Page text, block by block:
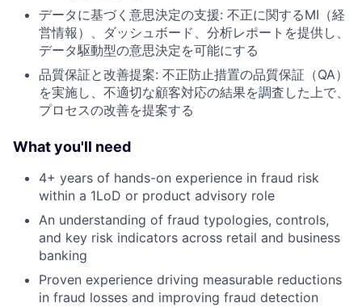
データに基づく意思決定の支援: 不正に関するMI（経
営情報）、ダッシュボード、分析レポートを提供し、
データ駆動型の意思決定を可能にする
品質保証と改善提案: 不正防止措置の品質保証（QA）
を実施し、不適切な顧客対応の結果を調査した上で、
プロセスの改善を提案する
What you'll need
4+ years of hands-on experience in fraud risk
within a 1LoD or product advisory role
An understanding of fraud typologies, controls,
and key risk indicators across retail and business
banking
Proven experience driving measurable reductions
in fraud losses and improving fraud detection